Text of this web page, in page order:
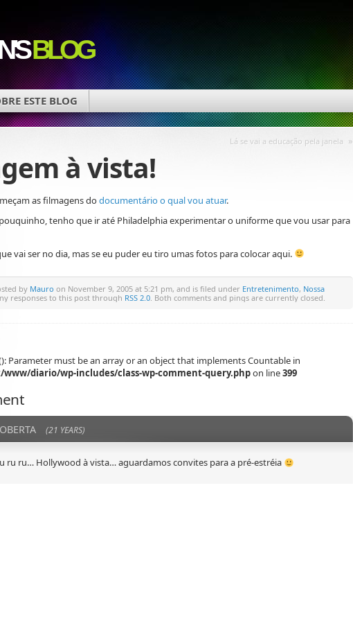
BLOG
ESTE BLOG
Lá se vai a educação pela janela »
à vista!
as filmagens dodocumentário o qual vou atuar.
tenho que ir até Philadelphia experimentar o uniforme que vou usar para
vai ser no dia, mas se eu puder eu tiro umas fotos para colocar aqui.
by Mauro on November 9, 2005 at 5:21 pm, and is filed under Entretenimento, Nossa
responses to this post through RSS 2.0 . Both comments and pings are currently closed.
Parameter must be an array or an object that implements Countable in
diario/wp-includes/class-wp-comment-query.phpon line399
(21 YEARS)
ru ru… Hollywood à vista… aguardamos convites para a pré-estréia